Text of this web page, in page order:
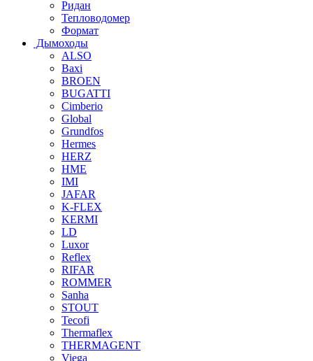
Ридан
Тепловодомер
Формат
Дымоходы
ALSO
Baxi
BROEN
BUGATTI
Cimberio
Global
Grundfos
Hermes
HERZ
HME
IMI
JAFAR
K-FLEX
KERMI
LD
Luxor
Reflex
RIFAR
ROMMER
Sanha
STOUT
Tecofi
Thermaflex
THERMAGENT
Viega